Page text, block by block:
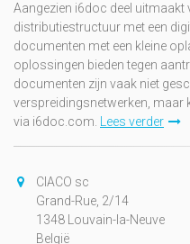
Aangezien i6doc deel uitmaakt
distributiestructuur met een
documenten met een kleine
oplossingen bieden tegen
documenten zijn vaak niet
verspreidingsnetwerken, maar
via i6doc.com. Lees verder
CIACO sc
Grand-Rue, 2/14
1348 Louvain-la-Neuve
België